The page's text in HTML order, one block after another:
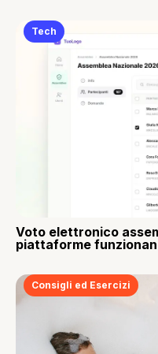
Tech
Voto elettronico
piattaforme
Consigli ed Esercizi